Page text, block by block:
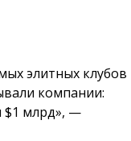
элитных клубов
компании:
$1 млрд», —